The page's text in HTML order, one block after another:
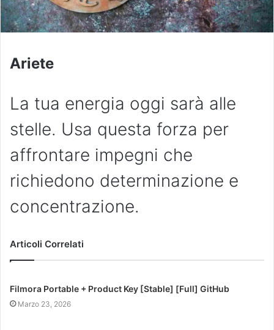
Ariete
La tua energia oggi sarà alle
stelle. Usa questa forza per
affrontare impegni che
richiedono determinazione e
concentrazione.
Articoli Correlati
Filmora Portable + Product Key [Stable] [Full] GitHub
Marzo 23, 2026